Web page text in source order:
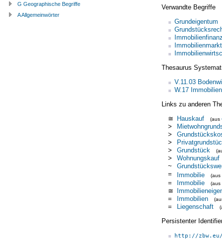
Verwandte Begriffe
Grundeigentum
Immobilienmarkt
Thesaurus
V.11.03
W.17
Links zu anderen
≅ Hauskauf (aus
>
>
>
>
Grundstück
>
Wohnungskauf
~
=
Immobilie (aus
= Immobilie (aus
≅
=
Immobilien
= Liegenschaft
Persistenter
http://
G Geographische Begriffe
A Allgemeinwörter